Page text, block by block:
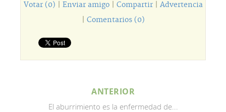
Votar (0) Enviar amigo| Compartir| Advertencia
Comentarios (0)
ANTERIOR
El aburrimiento es la enfermedad de...